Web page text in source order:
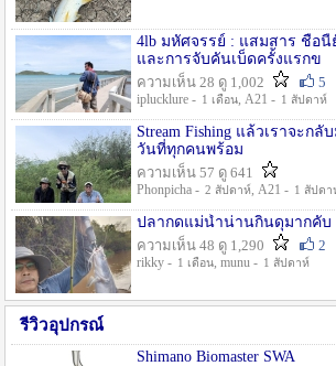
4lb มหัศจรรย์ : แสมสาร ชื่อ
และการจับคันเบ็ดครั้งแรกข
ความเห็น 28 ดู 1,002
5
iplucklure - 1 เดือน, A21 - 1 สัปดาห์
Stream Fishing แล้วเราจะก
วันที่ทุกคนพร้อม
ความเห็น 57 ดู 641
Phonpicha - 2 สัปดาห์, A21 - 1 สัปดา
ปลากดแม่น้ำน่านกินดุมากคับ
ความเห็น 48 ดู 1,290
2
rikky - 1 เดือน, munu - 1 สัปดาห์
รีวิวอุปกรณ์
Shimano Biomaster SWA